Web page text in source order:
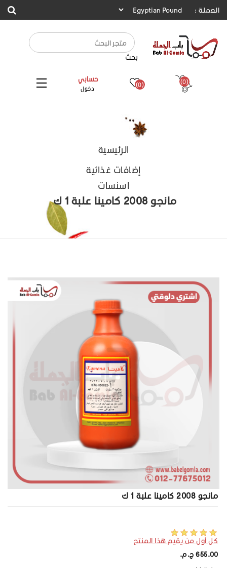
العملة :
بحث
حسابي
دخول (0) (0)
الرئيسية
إضافات غذائية
اسنسات
مانجو 2008 كامينا علبة 1 ك
مانجو 2008 كامينا علبة 1 ك
كل أول من يقيم هذا المنتج
655.00 ج.م.‏